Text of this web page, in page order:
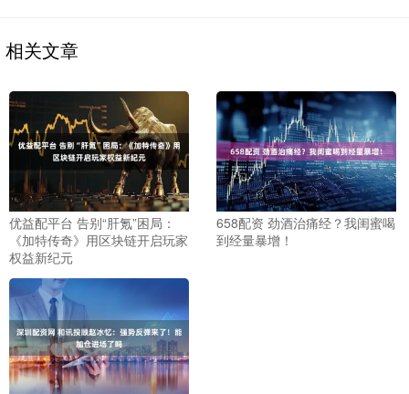
相关文章
优益配平台 告别“肝氪”困局：
《加特传奇》用区块链开启玩家
权益新纪元
658配资 劲酒治痛经？我闺蜜喝
到经量暴增！